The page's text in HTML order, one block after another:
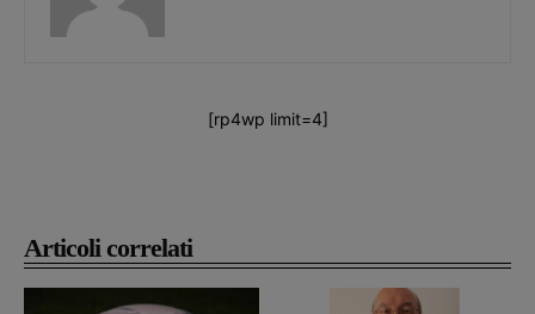
Articoli correlati
[rp4wp limit=4]